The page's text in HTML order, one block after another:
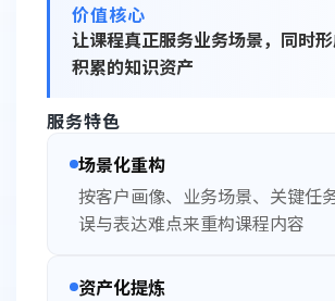
价值核心
让课程真正服务业务场景，同时
积累的知识资产
服务特色
场景化重构
按客户画像、业务场景、关键任
误与表达难点来重构课程内容
资产化提炼